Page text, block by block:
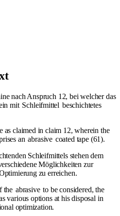
nach Anspruch 12, bei welcher das
mit Schleifmittel beschichtetes
as claimed in claim 12, wherein the
an abrasive coated tape (61).
Schleifmittels stehen dem
Möglichkeiten zur
zu erreichen.
the abrasive to be considered, the
various options at his disposal in
optimization.